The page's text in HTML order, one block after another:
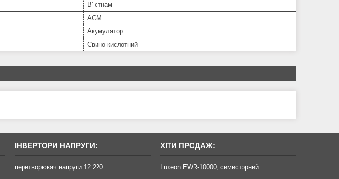
В' єтнам
AGM
Акумулятор
Свино-кислотний
ІНВЕРТОРИ НАПРУГИ:
перетворювач напруги 12 220
ХІТИ ПРОДАЖ:
Luxeon EWR-10000, симисторний